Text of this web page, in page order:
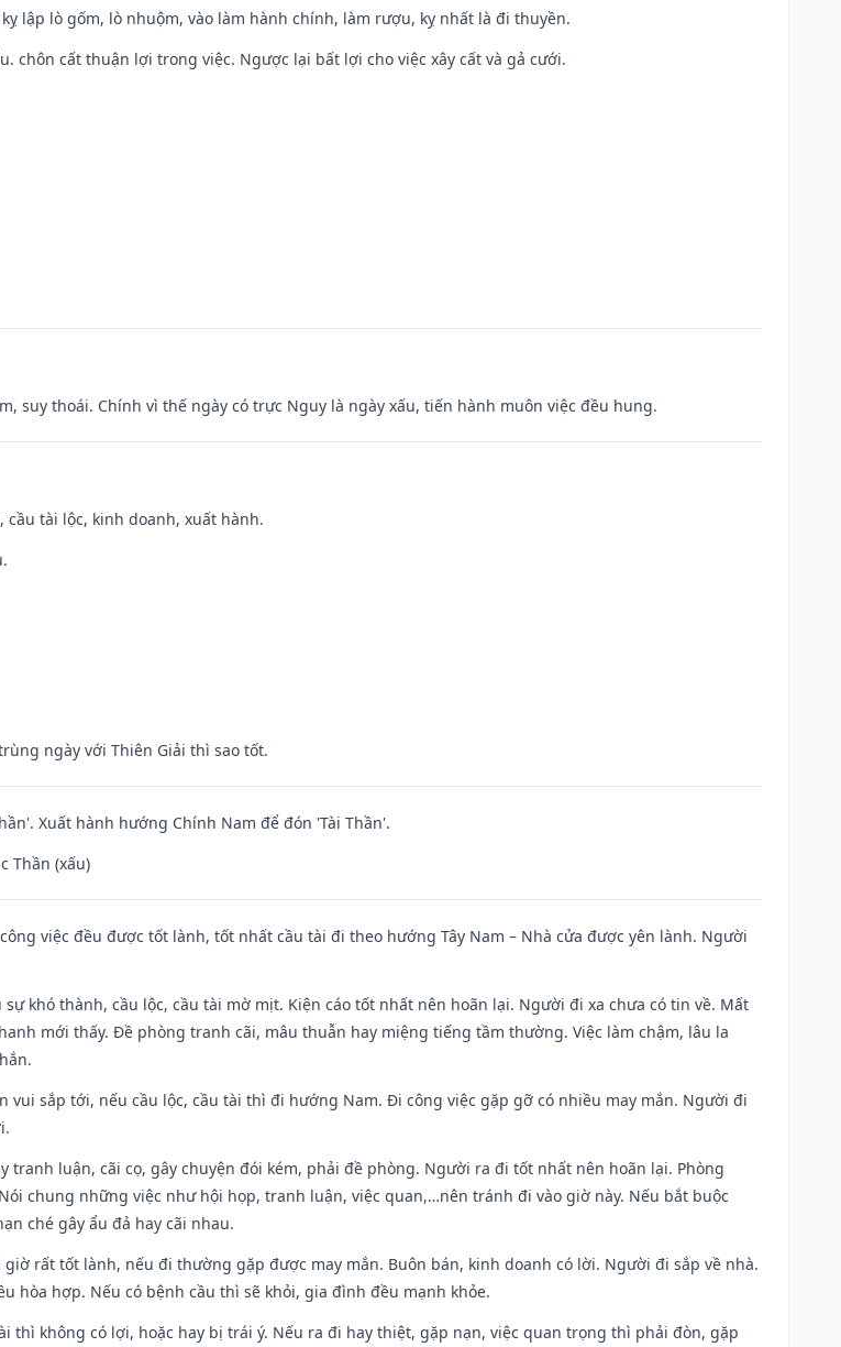
kỵ lập lò gốm, lò nhuộm, vào làm hành chính, làm rượu, kỵ nhất là đi thuyền.
chôn cất thuận lợi trong việc. Ngược lại bất lợi cho việc xây cất và gả cưới.
suy thoái. Chính vì thế ngày có trực Nguy là ngày xấu, tiến hành muôn việc đều hung.
cầu tài lộc, kinh doanh, xuất hành.
ngày với Thiên Giải thì sao tốt.
Xuất hành hướng Chính Nam để đón 'Tài Thần'.
Thần (xấu)
việc đều được tốt lành, tốt nhất cầu tài đi theo hướng Tây Nam – Nhà cửa được yên lành. Người
sự khó thành, cầu lộc, cầu tài mờ mịt. Kiện cáo tốt nhất nên hoãn lại. Người đi xa chưa có tin về. Mất
mới thấy. Đề phòng tranh cãi, mâu thuẫn hay miệng tiếng tầm thường. Việc làm chậm, lâu la
vui sắp tới, nếu cầu lộc, cầu tài thì đi hướng Nam. Đi công việc gặp gỡ có nhiều may mắn. Người đi
tranh luận, cãi cọ, gây chuyện đói kém, phải đề phòng. Người ra đi tốt nhất nên hoãn lại. Phòng
chung những việc như hội họp, tranh luận, việc quan,…nên tránh đi vào giờ này. Nếu bắt buộc
ché gây ẩu đả hay cãi nhau.
giờ rất tốt lành, nếu đi thường gặp được may mắn. Buôn bán, kinh doanh có lời. Người đi sắp về nhà.
hòa hợp. Nếu có bệnh cầu thì sẽ khỏi, gia đình đều mạnh khỏe.
thì không có lợi, hoặc hay bị trái ý. Nếu ra đi hay thiệt, gặp nạn, việc quan trọng thì phải đòn, gặp